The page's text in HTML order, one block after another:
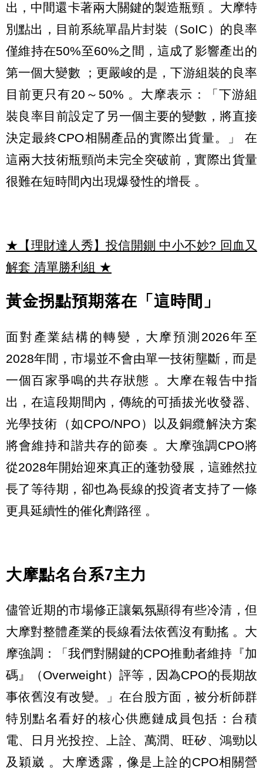
出，中間還卡著兩大關鍵的製造瓶頸 。大摩特
別點出，目前系統單晶片封裝（SoIC）的良率
僅維持在50%至60%之間，這成了影響產出的
第一個大變數 ；更嚴峻的是，下游組裝的良率
目前更只有20～50% 。大摩表示：「下游組
裝良率目前設定了另一個主要的變數，將直接
決定最終CPO相關產品的實際出貨量。」 在
這兩大技術瓶頸尚未完全突破前，實際出貨量
很難在短時間內出現爆發性的增長 。
★【理財達人秀】投信開鍘 中小不妙? 回血又
解套 清單勝利組 ★
黃金拐點預期落在「這時間」
面對產業結構的轉變，大摩預測2026年至
2028年間，市場並不會由單一技術壟斷，而是
一個百家爭鳴的共存狀態 。大摩在報告中指
出，在這段期間內，傳統的可插拔光收發器、
光學技術（如CPO/NPO）以及銅纜解決方案
將會維持和諧共存的節奏 。大摩強調CPO將
從2028年開始迎來真正的蓬勃發展，這雖然拉
長了等待期，卻也為長線的投資者支持了一條
更具延續性的催化劑路徑 。
大摩點名台系7主力
儘管近期的市場修正讓氣氛顯得有些冷清，但
大摩對整體產業的長線看法依舊沒有動搖 。大
摩強調：「我們對關鍵的CPO推動者維持『加
碼』（Overweight）評等，因為CPO的長期故
事依舊沒有改變。」在台股方面，被分析師群
特別點名看好的核心供應鏈成員包括：台積
電、日月光投控、上詮、萬潤、旺矽、鴻勁以
及穎崴 。大摩透露，像是上詮的CPO相關營